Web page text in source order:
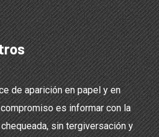
de aparición en papel y en
es informar con la
sin tergiversación y